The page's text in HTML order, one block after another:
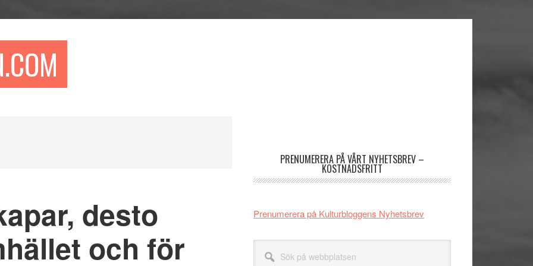
desto
och för
PRENUMERERA PÅ VÅRT NYHETSBREV –
KOSTNADSFRITT
Prenumerera på Kulturbloggens Nyhetsbrev